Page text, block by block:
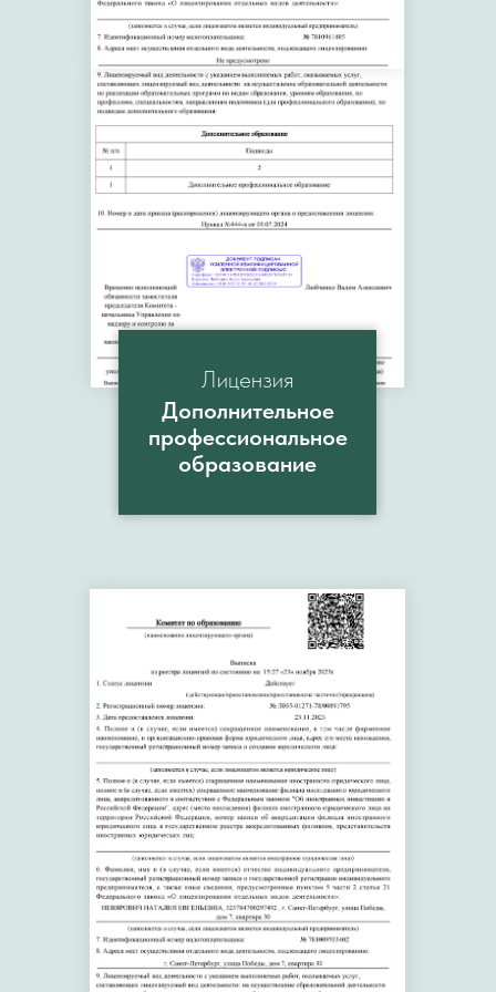
Лицензия
Дополнительное
професcиональное
образование